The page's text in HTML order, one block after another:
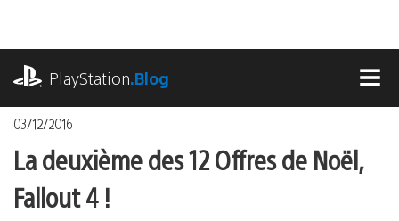
contenu
PlayStation.Blog
03/12/2016
La deuxième des 12 Offres de Noël,
Fallout 4 !